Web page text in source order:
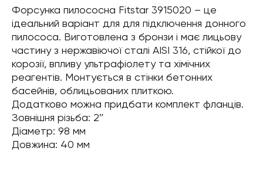
Форсунка пилососна Fitstar 3915020 – це
ідеальний варіант для для підключення донного
пилососа. Виготовлена з бронзи і має лицьову
частину з нержавіючої сталі AISI 316, стійкої до
корозії, впливу ультрафіолету та хімічних
реагентів. Монтується в стінки бетонних
басейнів, облицьованих плиткою.
Додатково можна придбати комплект фланців.
Зовнішня різьба: 2″
Діаметр: 98 мм
Довжина: 40 мм